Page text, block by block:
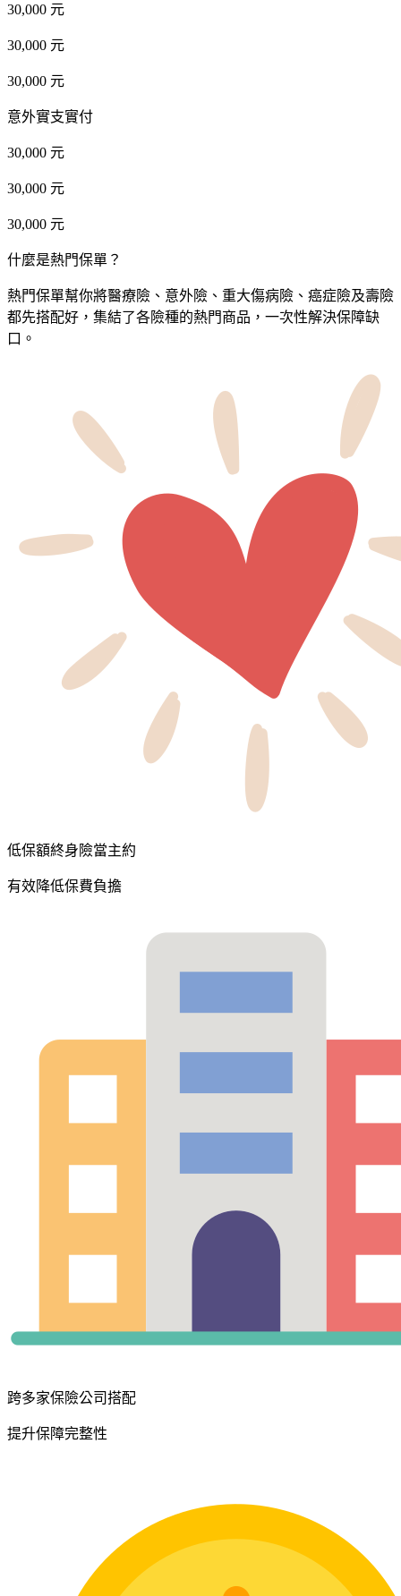
30,000 元
30,000 元
30,000 元
意外實支實付
30,000 元
30,000 元
30,000 元
什麼是熱門保單？
熱門保單幫你將醫療險、意外險、重大傷病險、癌症險及壽險
都先搭配好，集結了各險種的熱門商品，一次性解決保障缺
口。
低保額終身險當主約
有效降低保費負擔
跨多家保險公司搭配
提升保障完整性